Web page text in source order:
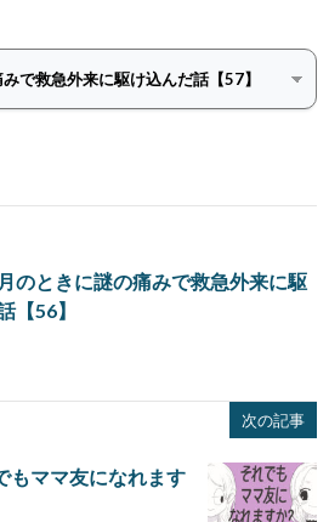
のときに謎の痛みで救急外来に駆
【56】
次の記事
もママ友になれます